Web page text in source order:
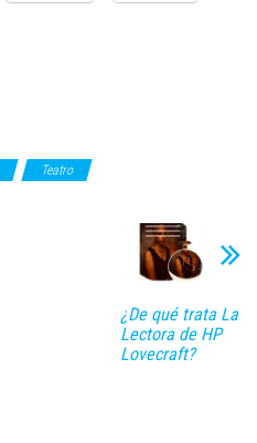
Teatro
¿De qué trata La
Lectora de HP
Lovecraft?